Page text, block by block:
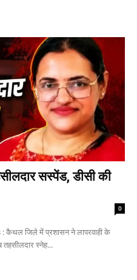
सस्पेंड, डीसी की
0
कैथल जिले में प्रशासन ने लापरवाही के
स्नेह...